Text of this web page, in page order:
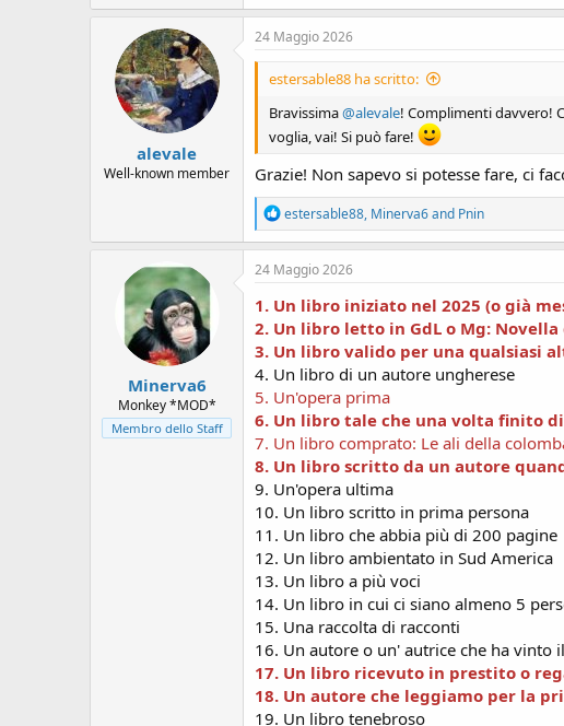
alevale
Well-known member
24 Maggio 2026
estersable88 ha scritto:
Bravissima@alevale! Complimenti davvero!
voglia, vai! Si può fare!
Grazie! Non sapevo si potesse fare, ci
R
e
a
c
i
o
n
s
:
estersable88, Minerva6and Pnin
Minerva6
Monkey *MOD*
Membro dello Staff
24 Maggio 2026
1. Un libro iniziato nel 2025 (o già
2. Un libro letto in GdL o Mg:
3. Un libro valido per una qualsiasi
4. Un libro di un autore ungherese
5. Un'opera prima
6. Un libro tale che una volta finito
7. Un libro comprato: Le ali della
8. Un libro scritto da un autore
9. Un'opera ultima
10. Un libro scritto in prima persona
11. Un libro che abbia più di 200 pagine
12. Un libro ambientato in Sud America
13. Un libro a più voci
14. Un libro in cui ci siano almeno 5
15. Una raccolta di racconti
16. Un autore o un' autrice che ha vinto
17. Un libro ricevuto in prestito o
18. Un autore che leggiamo per la
19. Un libro tenebroso